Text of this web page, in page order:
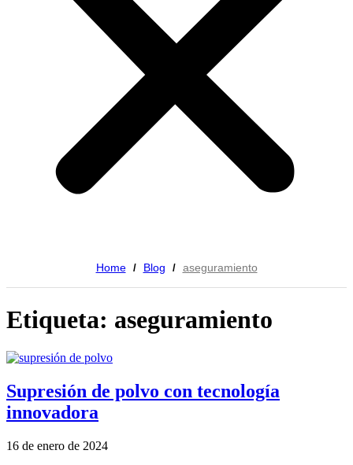
Home / Blog / aseguramiento
Etiqueta: aseguramiento
Supresión de polvo con tecnología
innovadora
16 de enero de 2024